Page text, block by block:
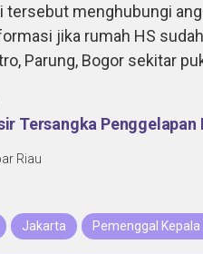
tersebut menghubungi
jika rumah HS
Parung, Bogor sekitar
Tersangka Penggelapan
Riau
Jakarta Pemenggal Kepala